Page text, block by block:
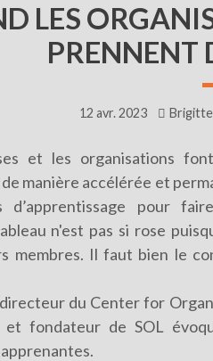
LES
PRENNENT
12 avr. 2023
et les organisations
manière accélérée et
d’apprentissage pour
n'est pas si rose
membres. Il faut bien le
du Center for
et fondateur de SOL